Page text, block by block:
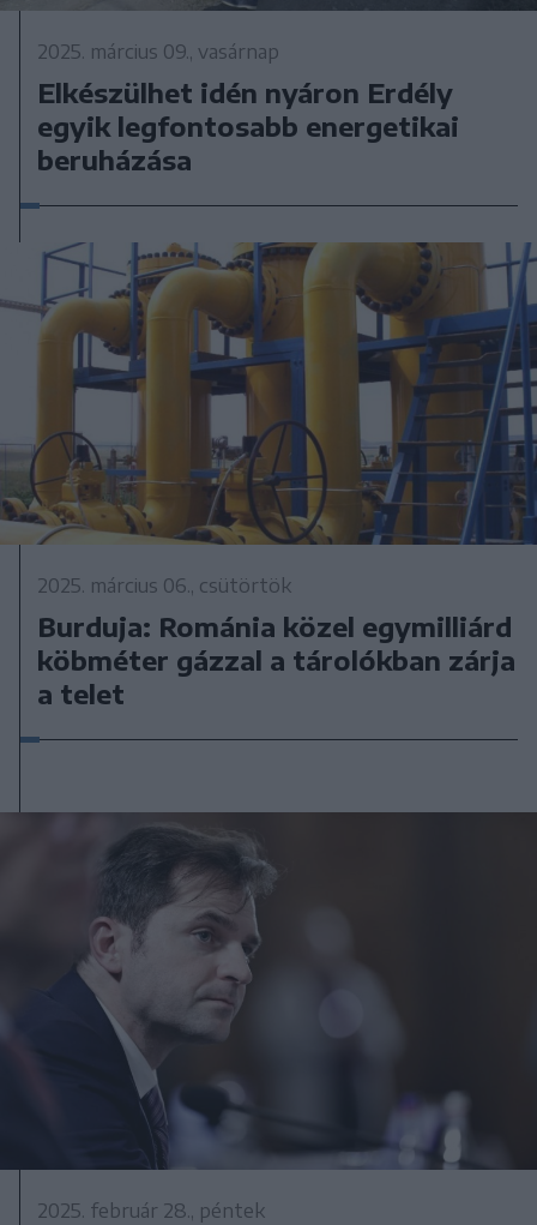
2025. március 09., vasárnap
Elkészülhet idén nyáron Erdély
egyik legfontosabb energetikai
beruházása
2025. március 06., csütörtök
Burduja: Románia közel egymilliárd
köbméter gázzal a tárolókban zárja
a telet
2025. február 28., péntek